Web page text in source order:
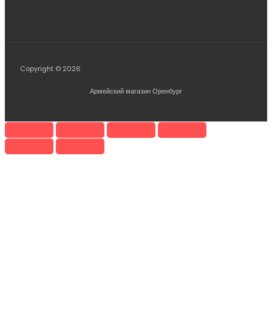
Copyright © 2026
Армейский магазин Оренбург